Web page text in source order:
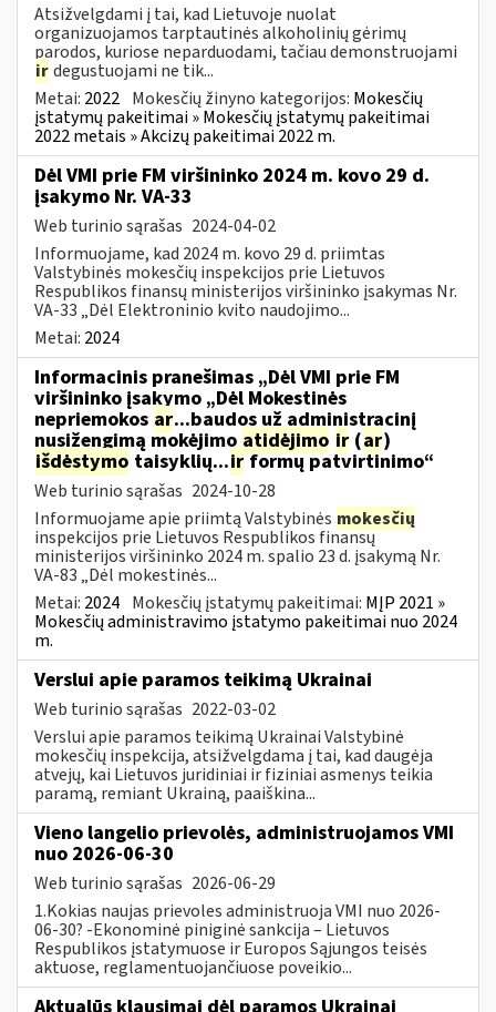
Atsižvelgdami į tai, kad Lietuvoje nuolat
organizuojamos tarptautinės alkoholinių gėrimų
parodos, kuriose neparduodami, tačiau demonstruojami
irdegustuojami ne tik...
Metai: 2022 Mokesčių žinyno kategorijos: Mokesčių
įstatymų pakeitimai » Mokesčių įstatymų pakeitimai
2022 metais » Akcizų pakeitimai 2022 m.
Dėl VMI prie FM viršininko 2024 m. kovo 29 d.
įsakymo Nr. VA-33
Web turinio sąrašas 2024-04-02
Informuojame, kad 2024 m. kovo 29 d. priimtas
Valstybinės mokesčių inspekcijos prie Lietuvos
Respublikos finansų ministerijos viršininko įsakymas Nr.
VA-33 „Dėl Elektroninio kvito naudojimo...
Metai: 2024
Informacinis pranešimas „Dėl VMI prie FM
viršininko įsakymo „Dėl Mokestinės
nepriemokos ar...baudos už administracinį
nusižengimą mokėjimo atidėjimo ir (ar)
išdėstymo taisyklių...irformų patvirtinimo“
Web turinio sąrašas 2024-10-28
Informuojame apie priimtą Valstybinės mokesčių
inspekcijos prie Lietuvos Respublikos finansų
ministerijos viršininko 2024 m. spalio 23 d. įsakymą Nr.
VA-83 „Dėl mokestinės...
Metai: 2024 Mokesčių įstatymų pakeitimai: MĮP 2021 »
Mokesčių administravimo įstatymo pakeitimai nuo 2024
m.
Verslui apie paramos teikimą Ukrainai
Web turinio sąrašas 2022-03-02
Verslui apie paramos teikimą Ukrainai Valstybinė
mokesčių inspekcija, atsižvelgdama į tai, kad daugėja
atvejų, kai Lietuvos juridiniai ir fiziniai asmenys teikia
paramą, remiant Ukrainą, paaiškina...
Vieno langelio prievolės, administruojamos VMI
nuo 2026-06-30
Web turinio sąrašas 2026-06-29
1.Kokias naujas prievoles administruoja VMI nuo 2026-
06-30? -Ekonominė piniginė sankcija – Lietuvos
Respublikos įstatymuose ir Europos Sąjungos teisės
aktuose, reglamentuojančiuose poveikio...
Aktualūs klausimai dėl paramos Ukrainai